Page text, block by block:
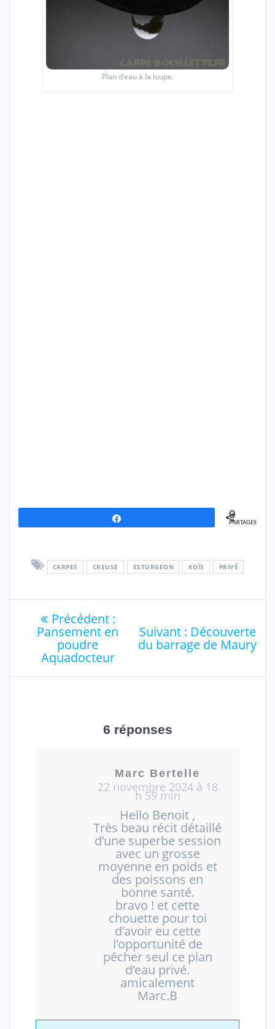
Plan d’eau à la loupe.
0
PARTAGES
CARPES CREUSE ESTURGEON KOÏS PRIVÉ
Navigation
l’article
Précédent :Article
précédent
Pansement en
poudre
Aquadocteur
Suivant : Article
suivant
:
Découverte
du barrage de Maury
6 réponses
Marc Bertelle
22 novembre 2024 à 18
h 59 min
Hello Benoit ,
Très beau récit détaillé
d’une superbe session
avec un grosse
moyenne en poids et
des poissons en
bonne santé.
bravo ! et cette
chouette pour toi
d’avoir eu cette
l’opportunité de
pécher seul ce plan
d’eau privé.
amicalement
Marc.B